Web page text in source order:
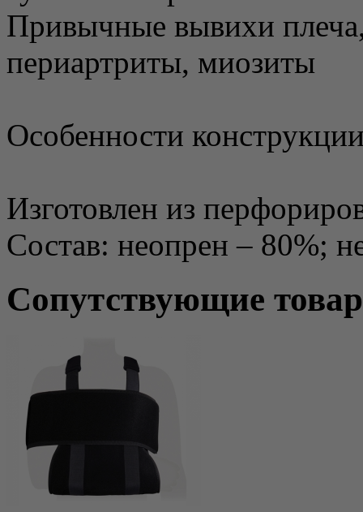
Привычные вывихи
периартриты, миозиты
Особенности
Изготовлен из
Состав: неопрен – 80%;
Сопутствующие